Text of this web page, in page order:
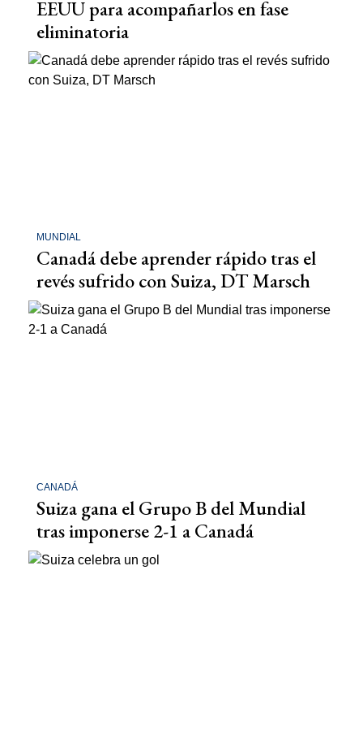
EEUU para acompañarlos en fase
eliminatoria
MUNDIAL
Canadá debe aprender rápido tras el
revés sufrido con Suiza, DT Marsch
CANADÁ
Suiza gana el Grupo B del Mundial
tras imponerse 2-1 a Canadá